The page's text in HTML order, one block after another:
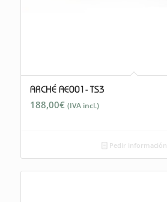
ARCHÉ AE001- TS3
188,00€ (IVA incl.)
Pedir información